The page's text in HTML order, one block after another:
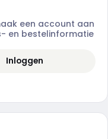
een account aan
en bestelinformatie
Inloggen